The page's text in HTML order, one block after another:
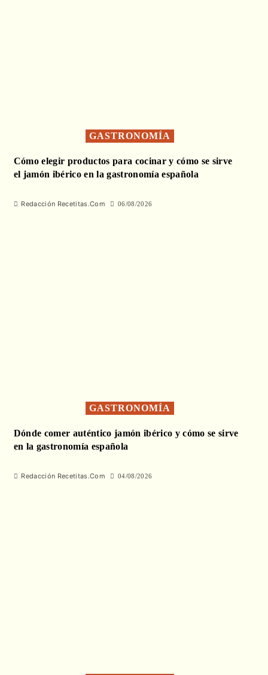
GASTRONOMÍA
Cómo elegir productos para cocinar y cómo se sirve
el jamón ibérico en la gastronomía española
Redacción Recetitas.Com 06/08/2026
GASTRONOMÍA
Dónde comer auténtico jamón ibérico y cómo se sirve
en la gastronomía española
Redacción Recetitas.Com 04/08/2026